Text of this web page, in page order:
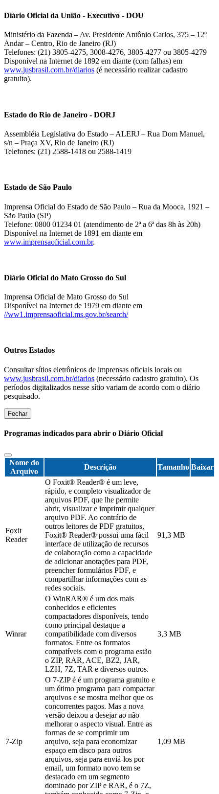
Diário Oficial da União - Executivo - DOU
Ministério da Fazenda – Av. Presidente Antônio Carlos, 375 – 12º
Andar – Centro, Rio de Janeiro (RJ)
Telefones: (21) 3805-4275, 3008-4276, 3805-4277 ou 3805-4279
Disponível na Internet de 1892 em diante (com falhas) em
www.jusbrasil.com.br/diarios (é necessário realizar cadastro
gratuito).
Estado do Rio de Janeiro - DORJ
Assembléia Legislativa do Estado – ALERJ – Rua Dom Manuel,
s/n – Praça XV, Rio de Janeiro (RJ)
Telefones: (21) 2588-1418 ou 2588-1419
Estado de São Paulo
Imprensa Oficial do Estado de São Paulo – Rua da Mooca, 1921 –
São Paulo (SP)
Telefone: 0800 01234 01 (atendimento de 2ª a 6ª das 8h às 20h)
Disponível na Internet de 1891 em diante em
www.imprensaoficial.com.br.
Diário Oficial do Mato Grosso do Sul
Imprensa Oficial de Mato Grosso do Sul
Disponível na Internet de 1979 em diante em
//ww1.imprensaoficial.ms.gov.br/search/
Outros Estados
Consultar sítios eletrônicos de imprensas oficiais locais ou
www.jusbrasil.com.br/diarios (necessário cadastro gratuito). Os
períodos digitalizados nesse sítio variam de acordo com o diário
pesquisado.
Fechar
Programas indicados para abrir o Diário Oficial
Nome do
Arquivo
Descrição Tamanho Baixar
Foxit
Reader
O Foxit® Reader® é um leve,
rápido, e completo visualizador de
arquivos PDF, que lhe permite
abrir, visualizar e imprimir qualquer
arquivo PDF. Ao contrário de
outros leitores de PDF gratuitos,
Foxit® Reader® possui uma fácil
interface de utilização de recursos
de colaboração como a capacidade
de adicionar anotações para PDF,
preencher formulários PDF, e
compartilhar informações com as
redes sociais.
91,3 MB
Winrar
O WinRAR® é um dos mais
conhecidos e eficientes
compactadores disponíveis, tendo
como principal destaque a
compatibilidade com diversos
formatos. Entre os formatos
compatíveis com o programa estão
o ZIP, RAR, ACE, BZ2, JAR,
LZH, 7Z, TAR e diversos outros.
3,3 MB
7-Zip
O 7-ZIP é é um programa gratuito e
um ótimo programa para compactar
arquivos e se mostra melhor que os
concorrentes pagos. Mas a nova
versão deixou a desejar ao não
melhorar o aspecto visual. Entre as
formas de se comprimir um
arquivo, seja para economizar
espaço em disco para outros
arquivos, seja para enviá-los por
email, um formato novo tem se
destacado em um segmento
dominado por ZIP e RAR, é o 7Z,
1,09 MB